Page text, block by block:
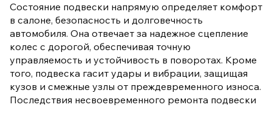
Состояние подвески напрямую определяет комфорт
в салоне, безопасность и долговечность
автомобиля. Она отвечает за надежное сцепление
колес с дорогой, обеспечивая точную
управляемость и устойчивость в поворотах. Кроме
того, подвеска гасит удары и вибрации, защищая
кузов и смежные узлы от преждевременного износа.
Последствия несвоевременного ремонта подвески